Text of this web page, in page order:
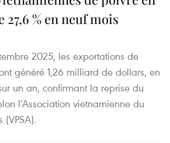
27,6 % en neuf mois
2025, les exportations de
généré 1,26 milliard de dollars, en
un an, confirmant la reprise du
l’Association vietnamienne du